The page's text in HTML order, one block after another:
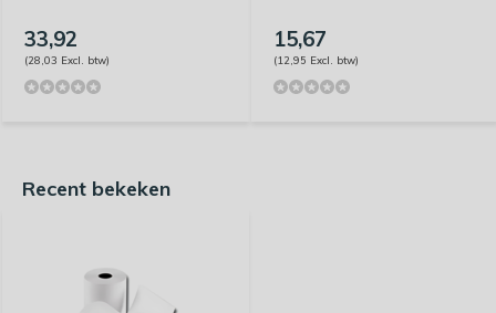
33,92
(28,03 Excl. btw)
15,67
(12,95 Excl. btw)
Recent bekeken